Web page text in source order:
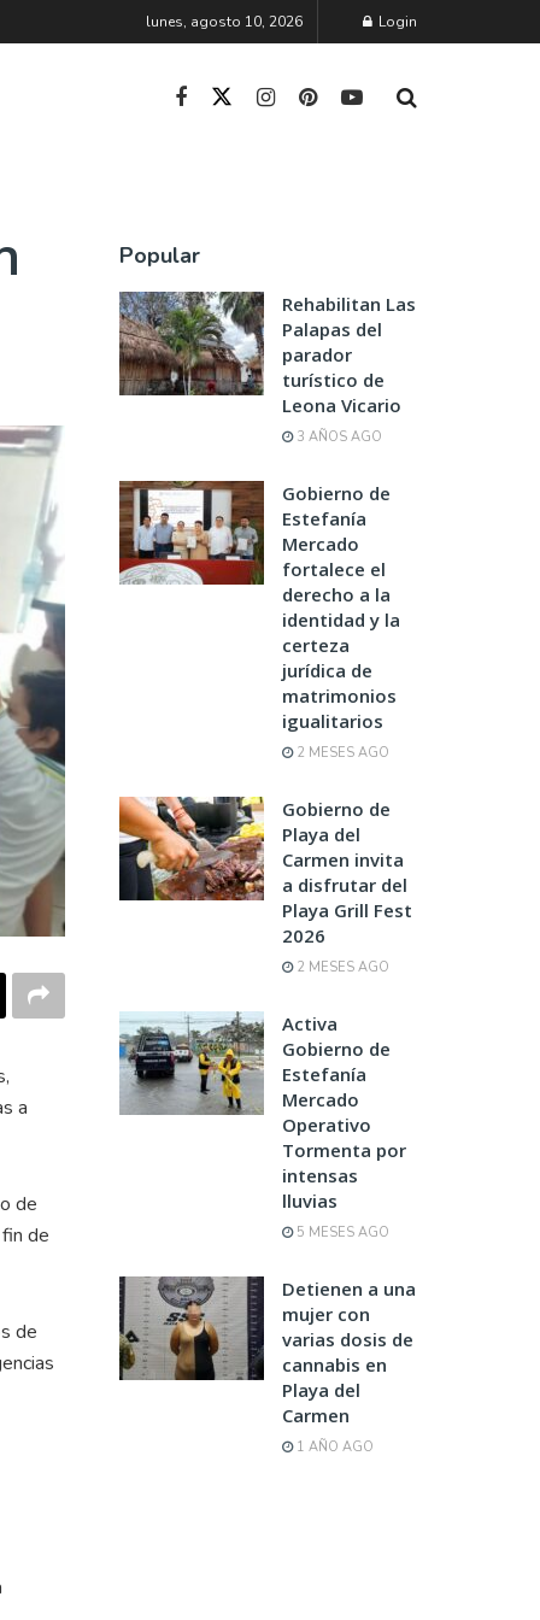
lunes, agosto 10, 2026 Login
a
de
de
de
Popular
Rehabilitan Las
Palapas del
parador
turístico de
Leona Vicario
3 AÑOS AGO
Gobierno de
Estefanía
Mercado
fortalece el
derecho a la
identidad y la
certeza
jurídica de
matrimonios
igualitarios
2 MESES AGO
Gobierno de
Playa del
Carmen invita
a disfrutar del
Playa Grill Fest
2026
2 MESES AGO
Activa
Gobierno de
Estefanía
Mercado
Operativo
Tormenta por
intensas
lluvias
5 MESES AGO
Detienen a una
mujer con
varias dosis de
cannabis en
Playa del
Carmen
1 AÑO AGO